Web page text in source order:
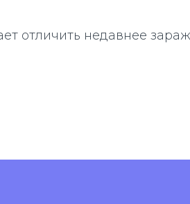
отличить недавнее